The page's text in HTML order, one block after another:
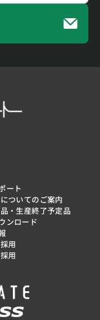
ート
ついてのご案内
・生産終了予定品
ンロード
用
用